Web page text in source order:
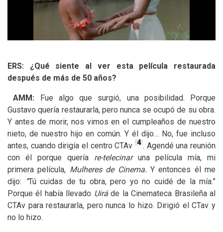
ERS:
¿Qué siente al ver esta película restaurada
después de más de 50 años?
AMM: Fue algo que surgió, una posibilidad. Porque
Gustavo quería restaurarla, pero nunca se ocupó de su obra.
Y antes de morir, nos vimos en el cumpleaños de nuestro
nieto, de nuestro hijo en común. Y él dijo… No, fue incluso
antes, cuando dirigía el centro CTAv 4 . Agendé una reunión
con él porque quería re-telecinaruna película mía, mi
primera película, Mulheres de Cinema. Y entonces él me
dijo:
“Tú cuidas de tu obra, pero yo no cuidé de la mía.”
Porque él había llevado Uiráde la Cinemateca Brasileña al
CTAv para restaurarla, pero nunca lo hizo. Dirigió el CTav y
no lo hizo.